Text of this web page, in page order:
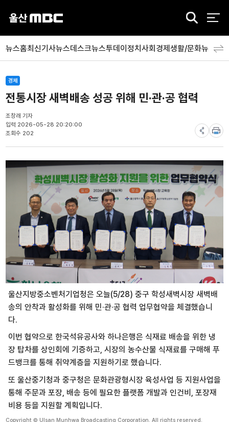
검
뉴스홈최신기사뉴스데스크뉴스투데이정치사회경제생활/문화뉴스특
경제
전통시장 새벽배송 성공 위해 민·관·공 협력
조창래 기자
입력 2026-05-28 20:20:00
조회수 202
울산지방중소벤처기업청은 오늘(5/28) 중구 학성새벽시장 새벽배
송의 안착과 활성화를 위해 민·관·공 협력 업무협약을 체결했습니
다.
이번 협약으로 한국석유공사와 하나은행은 식재료 배송을 위한 냉
장 탑차를 상인회에 기증하고, 시장의 농수산물 식재료를 구매해 푸
드뱅크를 통해 취약계층을 지원하기로 했습니다.
또 울산중기청과 중구청은 문화관광형시장 육성사업 등 지원사업을
통해 주문과 포장, 배송 등에 필요한 플랫폼 개발과 인건비, 포장재
비용 등을 지원할 계획입니다.
Copyright © Ulsan Munhwa Broadcasting Corporation. All rights reserved.